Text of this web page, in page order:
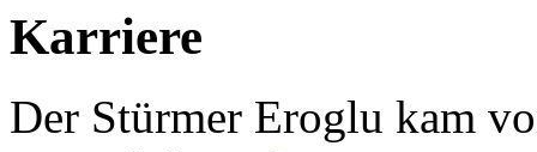
Karriere
Der Stürmer Eroglu kam